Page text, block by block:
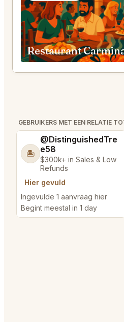
GEBRUIKERS MET EEN RELATIE
🏝️
@DistinguishedTre
e58
$300k+ in Sales & Low
Refunds
Hier gevuld
Ingevulde 1 aanvraag hier
Begint meestal in 1 day